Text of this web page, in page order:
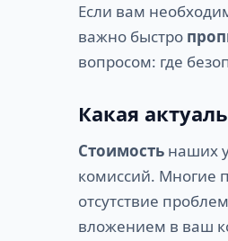
Если вам
важно быстро
вопросом: где
Какая
Стоимость наших
комиссий. Многие
отсутствие
вложением в ваш